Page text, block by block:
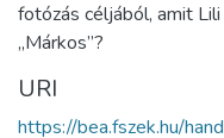
fotózás céljából, amit
„Márkos”?
URI
https://bea.fszek.hu/